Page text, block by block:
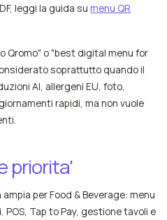
leggi la guida su menu QR
Qromo" o "best digital menu for
soprattutto quando il
AI, allergeni EU, foto,
rapidi, ma non vuole
priorita'
per Food & Beverage: menu
Tap to Pay, gestione tavoli e